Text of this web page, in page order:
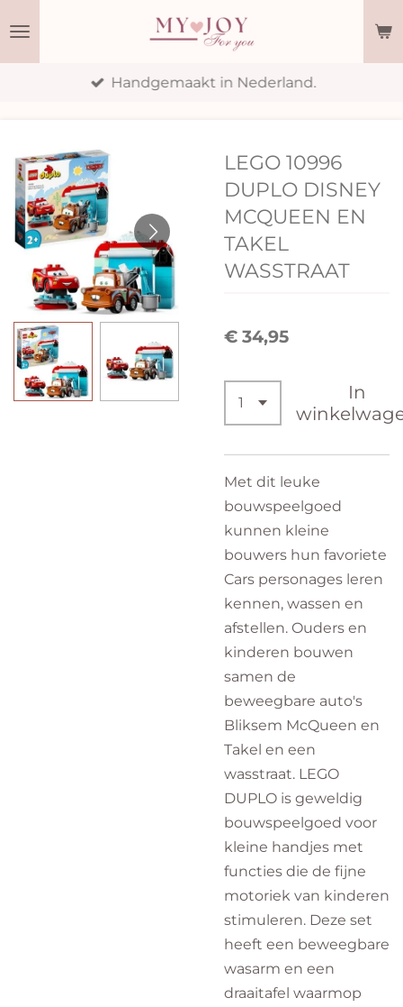
Handgemaakt in Nederland.
LEGO 10996
DUPLO DISNEY
MCQUEEN EN
TAKEL
WASSTRAAT
€ 34,95
In
Met dit leuke
bouwspeelgoed
kunnen kleine
bouwers hun favoriete
Cars personages leren
kennen, wassen en
afstellen. Ouders en
kinderen bouwen
samen de
beweegbare auto's
Bliksem McQueen en
Takel en een
wasstraat. LEGO
DUPLO is geweldig
bouwspeelgoed voor
kleine handjes met
functies die de fijne
motoriek van kinderen
stimuleren. Deze set
heeft een beweegbare
wasarm en een
draaitafel waarmop